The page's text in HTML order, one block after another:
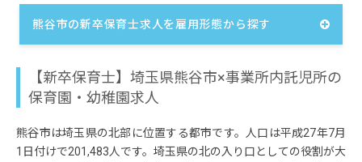
熊谷市の新卒保育士求人を雇用形態から探す
【新卒保育士】埼玉県熊谷市×事業所内託児所の
保育園・幼稚園求人
熊谷市は埼玉県の北部に位置する都市です。人口は平成27年7月
1日付けで201,483人です。埼玉県の北の入り口としての役割が大